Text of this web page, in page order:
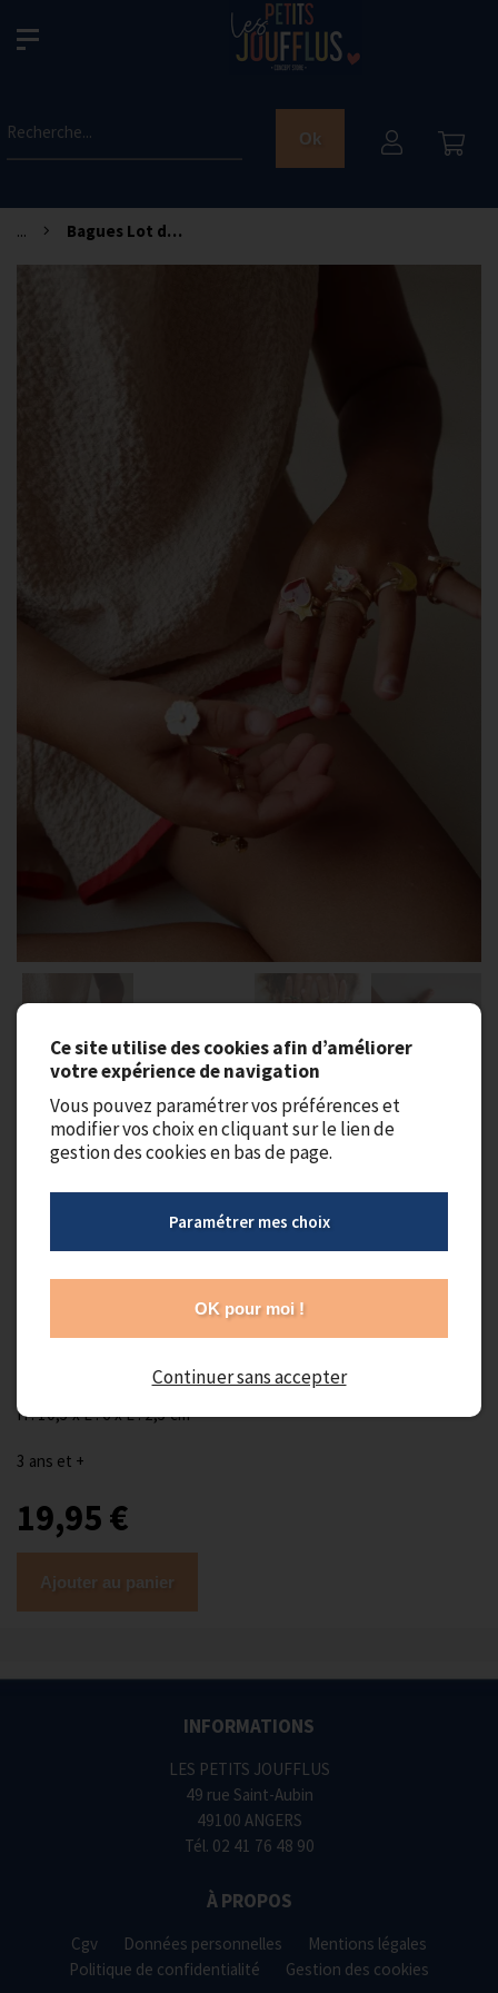
Recherche... Ok
... Bagues Lot de 12
Bagues Lot de 12
En stock
Bagues Konges Sloejd ajustables avec motifs décoratifs,
adaptées aux petits doigts.
Composition : 60% zinc et 40% polyrésine
H : 10,5 x L : 6 x L : 2,5 cm
3 ans et +
19,95 €
Ajouter au panier
INFORMATIONS
LES PETITS JOUFFLUS
49 rue Saint-Aubin
49100 ANGERS
Tél. 02 41 76 48 90
À PROPOS
Cgv Données personnelles
Mentions légales
Politique de confidentialité
Gestion des cookies
Ce site utilise des cookies afin d’améliorer
votre expérience de navigation
Vous pouvez paramétrer vos préférences et
modifier vos choix en cliquant sur le lien de
gestion des cookies en bas de page.
Paramétrer mes choix
OK pour moi !
Continuer sans accepter